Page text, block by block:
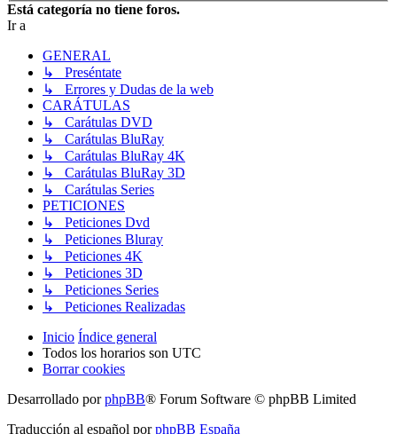
Está categoría no tiene foros.
Ir a
GENERAL
↳ Preséntate
↳ Errores y Dudas de la web
CARÁTULAS
↳ Carátulas DVD
↳ Carátulas BluRay
↳ Carátulas BluRay 4K
↳ Carátulas BluRay 3D
↳ Carátulas Series
PETICIONES
↳ Peticiones Dvd
↳ Peticiones Bluray
↳ Peticiones 4K
↳ Peticiones 3D
↳ Peticiones Series
↳ Peticiones Realizadas
Inicio Índice general
Todos los horarios son UTC
Borrar cookies
Desarrollado porphpBB® Forum Software © phpBB Limited
Traducción al español porphpBB España